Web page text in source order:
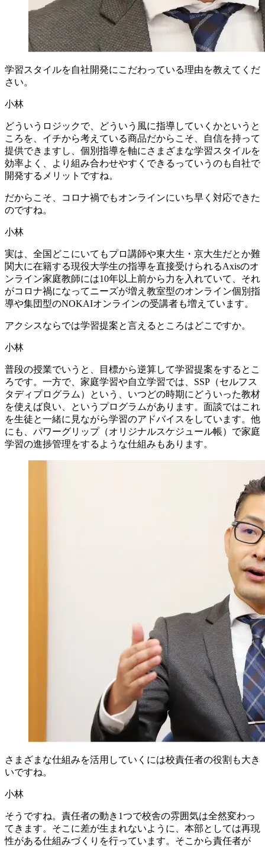
学習スタイルを自社開発に こだわっている理由を教えてくだ
さい。
小林
どういうロジックで、どういう風に指導していくかというと
ころを、イチから考えている商品だからこそ、自信を持って
提供できますし、個別指導を軸にさまざまな学習スタイルを
効率よく、より組み合わせやすくできるっていうのも自社で
開発するメリットですね。
だから こそ、 コロナ禍でもオンラインにいち早く 対応できた
のですね。
小林
実は、全国どこにいてもプロ講師や東大生・京大生だとか難
関大に在籍する現役大学生の指導を直接受けられるAxisのオ
ンライン家庭教師には10年以上前から力を入れていて、それ
がコロナ禍になってニーズが増え教室型のオンライン個別指
導や集団型のNOKAIオンラインの受講者も増えています。
アクシスならでは学習提案と言える ところはどこですか。
小林
普段の授業でいうと、目標から逆算して学習提案をするとこ
ろです。一方で、家庭学習や自立学習では、SSP（セルフス
タディプログラム）という、いつどの時期にどういった教材
を使えば良い、というプログラムがあります。面談ではこれ
を生徒と一緒に見ながら学習のアドバイスをしています。他
にも、パワーグリップ（オリジナルスケジュール帳）で家庭
学習の進捗管理をするような仕組みもあります。
さまざまな仕組みを活用していくには校責任者の役割も大き
いですね。
小林
そうですね。責任者の動き1つで校舎の雰囲気は全然変わっ
てきます。そこに差が生まれないように、本部としては再現
性がある仕組みづくりを行っています。そこから責任者が